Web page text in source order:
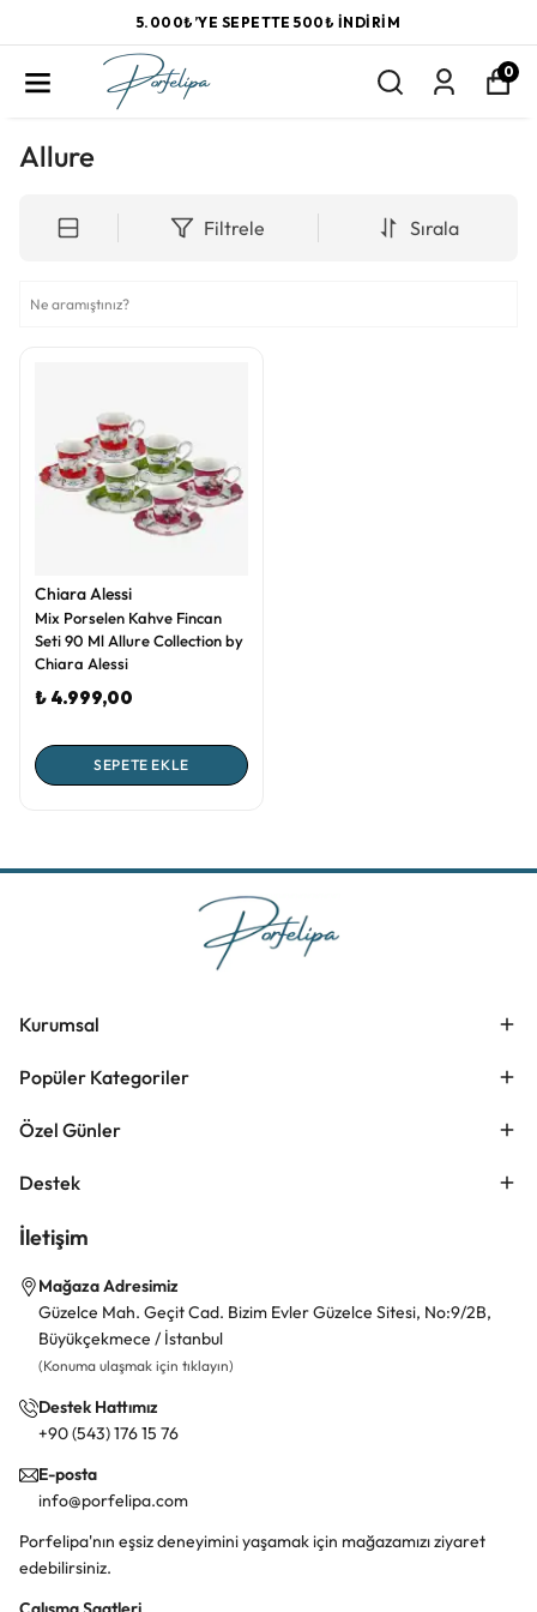
5.000₺’YE SEPETTE 500₺ İNDIRIM
0
Allure
Filtrele Sırala
Chiara Alessi
Mix Porselen Kahve Fincan
Seti 90 Ml Allure Collection by
Chiara Alessi
₺ 4.999,00
SEPETE EKLE
Kurumsal
Popüler Kategoriler
Özel Günler
Destek
İletişim
Mağaza Adresimiz
Güzelce Mah. Geçit Cad. Bizim Evler Güzelce Sitesi, No:9/2B,
Büyükçekmece / İstanbul
(Konuma ulaşmak için tıklayın)
Destek Hattımız
+90 (543) 176 15 76
E-posta
info@porfelipa.com
Porfelipa'nın eşsiz deneyimini yaşamak için mağazamızı ziyaret
edebilirsiniz.